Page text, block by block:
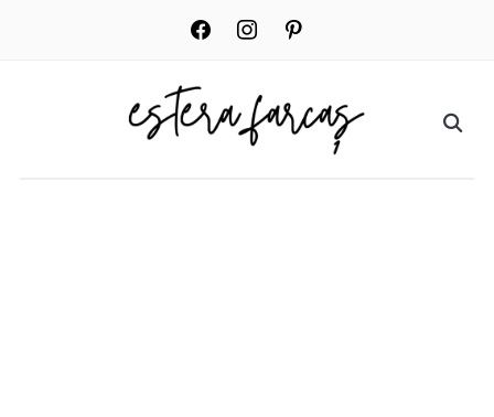
facebook instagrampinterest